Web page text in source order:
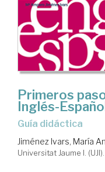
Primeros
Inglés-
Guía didáctica
Jiménez Ivars, María
Universitat Jaume I.